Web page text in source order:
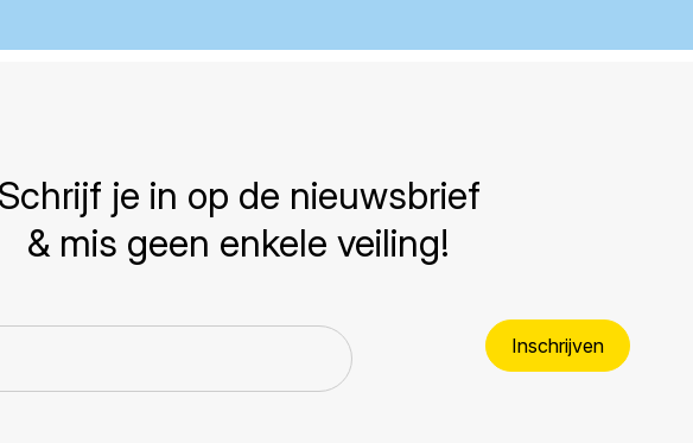
Schrijf je in op de nieuwsbrief
& mis geen enkele veiling!
Inschrijven